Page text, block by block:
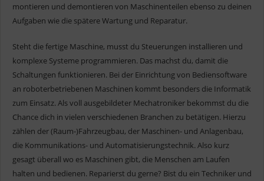
montieren und demontieren von Maschinenteilen ebenso zu deinen
Aufgaben wie die spätere Wartung und Reparatur.
Steht die fertige Maschine, musst du Steuerungen installieren und
komplexe Systeme programmieren. Das machst du, damit die
Schaltungen funktionieren. Bei der Einrichtung von Bediensoftware
an roboterbetriebenen Maschinen kommt besonders die Informatik
zum Einsatz. Als voll ausgebildeter Mechatroniker bekommst du die
Chance dich in vielen verschiedenen Branchen zu betätigen. Hierzu
zählen der (Raum-)Fahrzeugbau, der Maschinen- und Anlagenbau,
die Kommunikations- und Automatisierungstechnik. Also kurz
gesagt überall wo es Maschinen gibt, die Menschen am Laufen
halten und bedienen. Reparierst du gerne? Bist du ein Techniker und